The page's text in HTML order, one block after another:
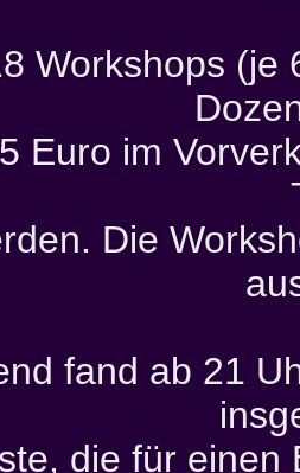
Workshops (je
Euro im
Die
fand ab 21
die für einen